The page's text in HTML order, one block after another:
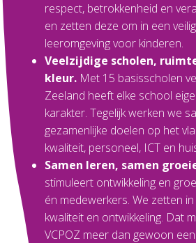
respect, betrokkenheid en
en zetten deze om in een
leeromgeving voor kinderen.
Veelzijdige scholen,
kleur. Met 15 basisscholen
Zeeland heeft elke school
karakter. Tegelijk werken we
gezamenlijke doelen op het
kwaliteit, personeel, ICT en
Samen leren, samen
stimuleert ontwikkeling en
én medewerkers. We zetten
kwaliteit en ontwikkeling. Dat
VCPOZ meer dan gewoon